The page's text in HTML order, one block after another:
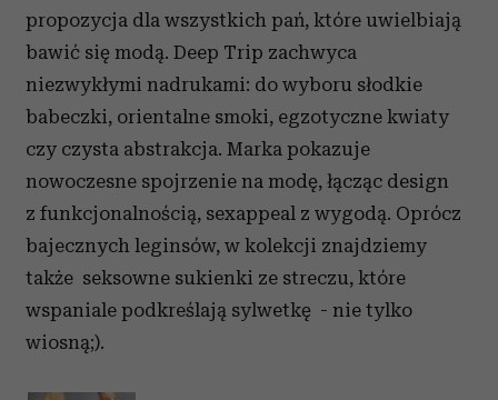
propozycja dla wszystkich pań, które uwielbiają
bawić się modą. Deep Trip zachwyca
niezwykłymi nadrukami: do wyboru słodkie
babeczki, orientalne smoki, egzotyczne kwiaty
czy czysta abstrakcja. Marka pokazuje
nowoczesne spojrzenie na modę, łącząc design
z funkcjonalnością, sexappeal z wygodą. Oprócz
bajecznych leginsów, w kolekcji znajdziemy
także seksowne sukienki ze streczu, które
wspaniale podkreślają sylwetkę - nie tylko
wiosną;).